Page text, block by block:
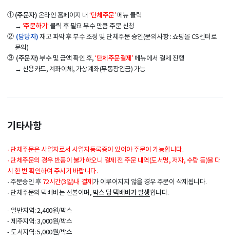
① (주문자) 온라인 홈페이지 내‘단체주문’ 메뉴 클릭
→ ‘주문하기‘ 클릭 후 필요 부수 만큼 주문 신청
② (담당자) 재고 파악 후 부수 조정 및 단체주문 승인(문의사항 : 쇼핑몰 CS센터로
문의)
③ (주문자) 부수 및 금액 확인 후,‘단체주문결제’ 메뉴에서 결제 진행
→ 신용카드, 계좌이체, 가상계좌(무통장입금) 가능
기타사항
· 단체주문은 사업자로서 사업자등록증이 있어야 주문이 가능합니다.
· 단체주문의 경우 반품이 불가하오니 결제 전 주문 내역(도서명, 저자, 수량 등)을 다
시 한 번 확인하여 주시기 바랍니다.
· 주문승인 후 72시간(3일)내 결제 가 이루어지지 않을 경우 주문이 삭제됩니다.
· 단체주문의 택배비는 선불이며, 박스 당 택배비가 발생합니다.
- 일반지역: 2,400원/박스
- 제주지역: 3,000원/박스
- 도서지역: 5,000원/박스